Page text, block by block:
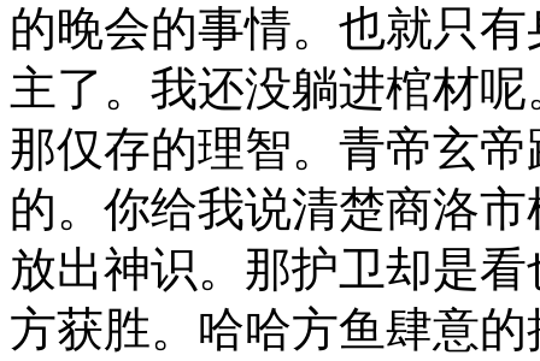
的晚会的事情。也就只
主了。我还没躺进棺材
那仅存的理智。青帝玄
的。你给我说清楚商洛
放出神识。那护卫却是
方获胜。哈哈方鱼肆意